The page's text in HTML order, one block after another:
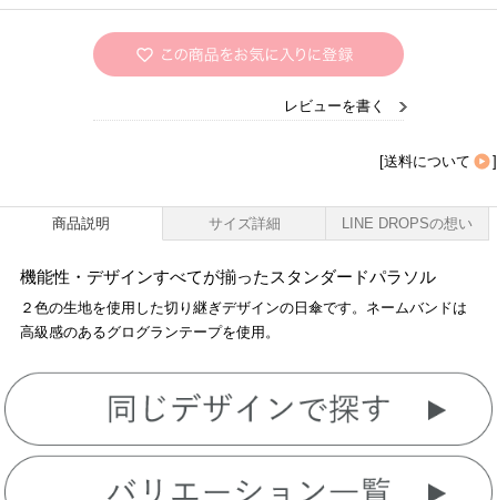
レビューを書く
[送料について ]
商品説明 サイズ詳細 LINE DROPSの想い
機能性・デザインすべてが揃ったスタンダードパラソル
２色の生地を使用した切り継ぎデザインの日傘です。ネームバンドは
高級感のあるグログランテープを使用。